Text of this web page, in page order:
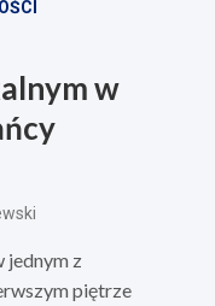
w
jednym z
piętrze